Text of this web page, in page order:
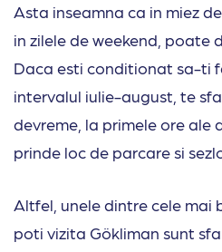
Asta inseamna ca in miez
in zilele de weekend, poate
Daca esti conditionat sa-ti
intervalul iulie-august, te
devreme, la primele ore ale
prinde loc de parcare si
Altfel, unele dintre cele mai
poti vizita Gökliman sunt